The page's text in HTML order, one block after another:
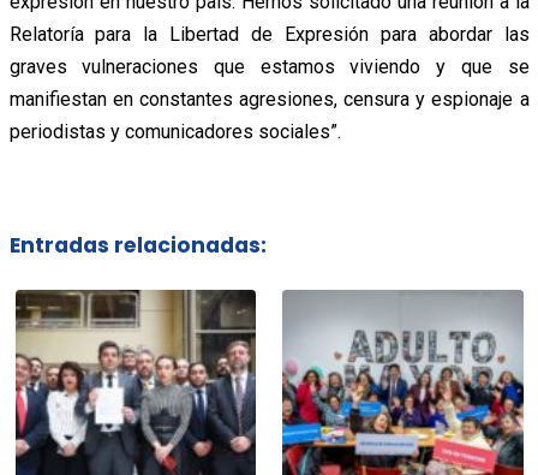
Relatoría para la Libertad de Expresión para abordar las
graves vulneraciones que estamos viviendo y que se
manifiestan en constantes agresiones, censura y espionaje a
periodistas y comunicadores sociales”.
Entradas relacionadas: